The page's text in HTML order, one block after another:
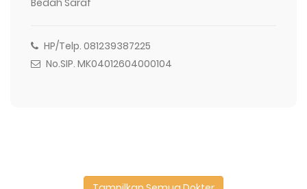
Bedah Saraf
HP/Telp. 081239387225
No.SIP. MK04012604000104